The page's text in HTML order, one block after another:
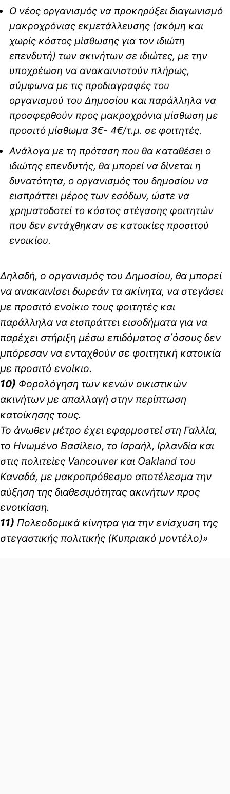
Ο νέος οργανισμός να προκηρύξει διαγωνισμό
μακροχρόνιας εκμετάλλευσης (ακόμη και
χωρίς κόστος μίσθωσης για τον ιδιώτη
επενδυτή) των ακινήτων σε ιδιώτες, με την
υποχρέωση να ανακαινιστούν πλήρως,
σύμφωνα με τις προδιαγραφές του
οργανισμού του Δημοσίου και παράλληλα να
προσφερθούν προς μακροχρόνια μίσθωση με
προσιτό μίσθωμα 3€- 4€/τ.μ. σε φοιτητές.
Ανάλογα με τη πρόταση που θα καταθέσει ο
ιδιώτης επενδυτής, θα μπορεί να δίνεται η
δυνατότητα, ο οργανισμός του δημοσίου να
εισπράττει μέρος των εσόδων, ώστε να
χρηματοδοτεί το κόστος στέγασης φοιτητών
που δεν εντάχθηκαν σε κατοικίες προσιτού
ενοικίου.
Δηλαδή, ο οργανισμός του Δημοσίου, θα μπορεί
να ανακαινίσει δωρεάν τα ακίνητα, να στεγάσει
με προσιτό ενοίκιο τους φοιτητές και
παράλληλα να εισπράττει εισοδήματα για να
παρέχει στήριξη μέσω επιδόματος σ΄όσους δεν
μπόρεσαν να ενταχθούν σε φοιτητική κατοικία
με προσιτό ενοίκιο.
10) Φορολόγηση των κενών οικιστικών
ακινήτων με απαλλαγή στην περίπτωση
κατοίκησης τους.
Το άνωθεν μέτρο έχει εφαρμοστεί στη Γαλλία,
το Ηνωμένο Βασίλειο, το Ισραήλ, Ιρλανδία και
στις πολιτείες Vancouver και Oakland του
Καναδά, με μακροπρόθεσμο αποτέλεσμα την
αύξηση της διαθεσιμότητας ακινήτων προς
ενοικίαση.
11) Πολεοδομικά κίνητρα για την ενίσχυση της
στεγαστικής πολιτικής (Κυπριακό μοντέλο)»